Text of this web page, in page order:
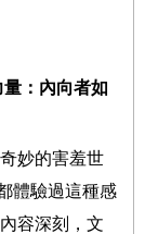
：內向者如
妙的害羞世
體驗過這種感
容深刻，文